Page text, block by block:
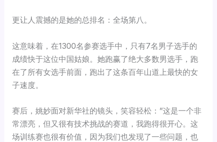
更让人震撼的是她的总排名：全场第八。
这意味着，在1300名参赛选手中，只有7名男子选手的
成绩快于这位中国姑娘。她跑赢了绝大多数男选手，跑
在了所有女选手前面，跑出了这条百年山道上最快的女
子速度。
赛后，姚妙面对新华社的镜头，笑容轻松：”这是一个非
常漂亮，但又很有技术挑战的赛道，我跑得很开心。这
场训练赛也很有价值，因为我们也发现了一些问题，也